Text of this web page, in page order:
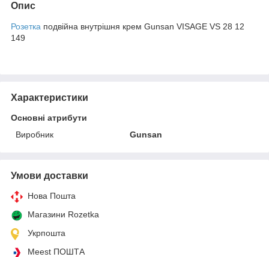
Опис
Розетка подвійна внутрішня крем Gunsan VISAGE VS 28 12
149
Характеристики
Основні атрибути
Виробник
Gunsan
Умови доставки
Нова Пошта
Магазини Rozetka
Укрпошта
Meest ПОШТА